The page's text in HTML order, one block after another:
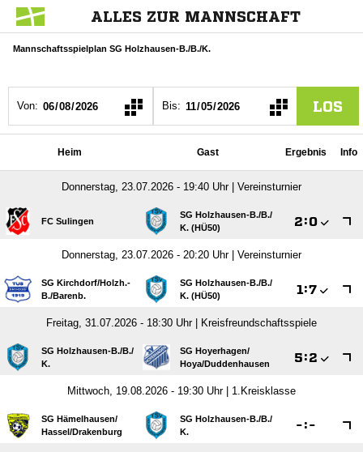
ALLES ZUR MANNSCHAFT
Mannschaftsspielplan SG Holzhausen-B./B./K.
Von: Bis: LOS
Heim Gast Ergebnis Info
Donnerstag, 23.07.2026 - 19:40 Uhr | Vereinsturnier
FC Sulingen
SG Holzhausen-B./​B./​
K. (HÜ50)
:
Donnerstag, 23.07.2026 - 20:20 Uhr | Vereinsturnier
SG Kirchdorf/​Holzh.-
B./​Barenb.
SG Holzhausen-B./​B./​
K. (HÜ50)
 :
Freitag, 31.07.2026 - 18:30 Uhr | Kreisfreundschaftsspiele
SG Holzhausen-B./​B./​
K.
SG Hoyerhagen/​
Hoya/​Duddenhausen
:
Mittwoch, 19.08.2026 - 19:30 Uhr | 1.Kreisklasse
SG Hämelhausen/​
Hassel/​Drakenburg
SG Holzhausen-B./​B./​
K.
: